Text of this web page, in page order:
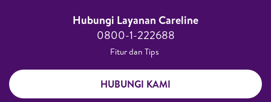
Hubungi Layanan Careline​
0800-1-222688​
Fitur dan Tips ​
HUBUNGI KAMI